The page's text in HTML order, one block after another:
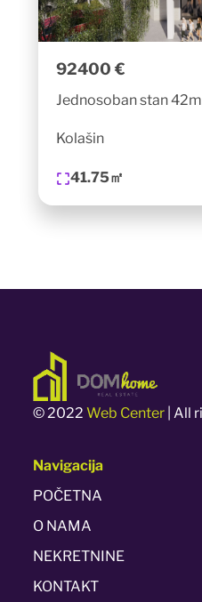
92400 €
Jednosoban stan
Kolašin
41.75㎡
© 2022Web Center | All
Navigacija
POČETNA
O NAMA
NEKRETNINE
KONTAKT